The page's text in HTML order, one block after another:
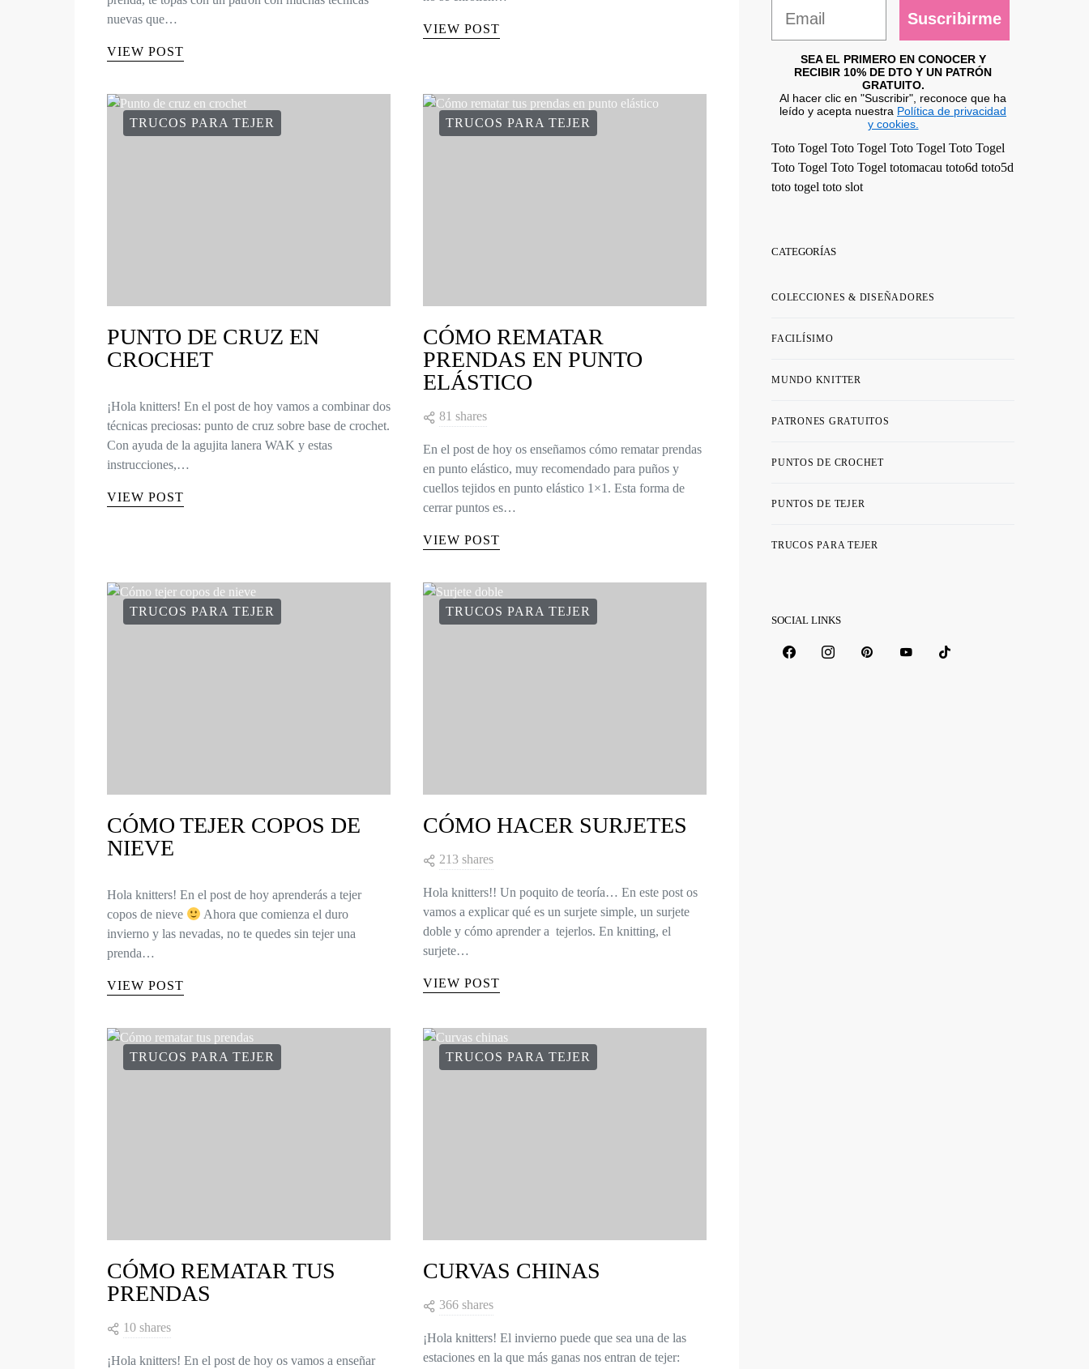
nuevas que…
VIEW POST
VIEW POST
TRUCOS PARA TEJER
PUNTO DE CRUZ EN
CROCHET
¡Hola knitters! En el post de hoy vamos a combinar dos
técnicas preciosas: punto de cruz sobre base de crochet.
Con ayuda de la agujita lanera WAK y estas
instrucciones,…
VIEW POST
TRUCOS PARA TEJER
CÓMO REMATAR
PRENDAS EN PUNTO
ELÁSTICO
81 shares
En el post de hoy os enseñamos cómo rematar prendas
en punto elástico, muy recomendado para puños y
cuellos tejidos en punto elástico 1×1. Esta forma de
cerrar puntos es…
VIEW POST
TRUCOS PARA TEJER
CÓMO TEJER COPOS DE
NIEVE
Hola knitters! En el post de hoy aprenderás a tejer
copos de nieve
Ahora que comienza el duro
invierno y las nevadas, no te quedes sin tejer una
prenda…
VIEW POST
TRUCOS PARA TEJER
CÓMO HACER SURJETES
213 shares
Hola knitters!! Un poquito de teoría… En este post os
vamos a explicar qué es un surjete simple, un surjete
doble y cómo aprender a tejerlos. En knitting, el
surjete…
VIEW POST
TRUCOS PARA TEJER
CÓMO REMATAR TUS
PRENDAS
10 shares
¡Hola knitters! En el post de hoy os vamos a enseñar
TRUCOS PARA TEJER
CURVAS CHINAS
366 shares
¡Hola knitters! El invierno puede que sea una de las
estaciones en la que más ganas nos entran de tejer:
Suscribirme
SEA EL PRIMERO EN CONOCER Y
RECIBIR 10% DE DTO Y UN PATRÓN
GRATUITO.
Al hacer clic en "Suscribir", reconoce que ha
leído y acepta nuestra Política de privacidad
y cookies.
Toto Togel Toto Togel Toto Togel Toto Togel
Toto Togel Toto Togel totomacau toto6d toto5d
toto togel toto slot
CATEGORÍAS
COLECCIONES & DISEÑADORES
FACILÍSIMO
MUNDO KNITTER
PATRONES GRATUITOS
PUNTOS DE CROCHET
PUNTOS DE TEJER
TRUCOS PARA TEJER
SOCIAL LINKS